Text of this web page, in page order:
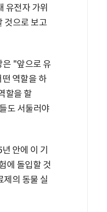
유전자 가위
것으로 보고
은 "앞으로 유
역할을 하
할을 할
도 서둘러야
안에 이 기
에 돌입할 것
제의 동물 실